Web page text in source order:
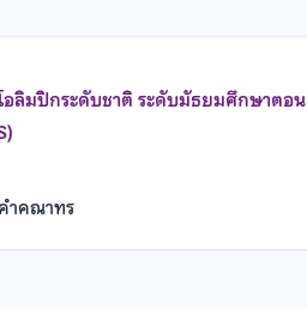
อลิมปิกระดับชาติ ระดับมัธยมศึกษาตอน
ำคณาทร